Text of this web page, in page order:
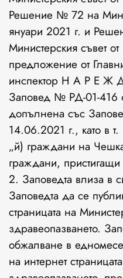
Решение № 72 на
януари 2021 г. и
Министерския съвет
предложение от
инспектор Н А Р Е Ж
Заповед № РД-01-416
допълнена със
14.06.2021 г., като в
„й) граждани на
граждани, пристигащи
2. Заповедта влиза в
Заповедта да се
страницата на
здравеопазването.
обжалване в
на интернет